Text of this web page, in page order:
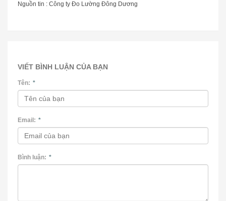
Nguồn tin : Công ty Đo Lường Đông Dương
VIẾT BÌNH LUẬN CỦA BẠN
Tên: *
Email: *
Bình luận: *